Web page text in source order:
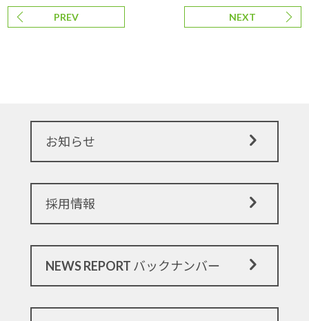
PREV NEXT
お知らせ
採用情報
NEWS REPORT バックナンバー